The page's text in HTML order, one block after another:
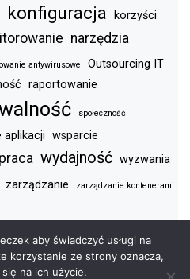
konfiguracja korzyści
narzędzia
antywirusowe Outsourcing IT
raportowanie
społeczność
aplikacji wsparcie
wydajność wyzwania
zarządzanie zarządzanie kontenerami
© WSZELKIE PRAWA
aby świadczyć usługi na
korzystanie ze strony oznacza,
na ich użycie.